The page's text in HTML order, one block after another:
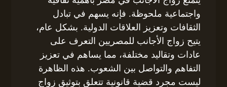
واجتماعية ملحوظة. فإنه يسهم في تبادل
الثقافات وتعزيز العلاقات الدولية. بشكل عام،
يتيح زواج الأجانب للمصريين التعرف على
عادات وتقاليد مختلفة، مما يساهم في تعزيز
التفاهم والتواصل بين الشعوب. هذه الظاهرة
ليست مجرد قضية قانونية تتعلق بتوثيق زواج